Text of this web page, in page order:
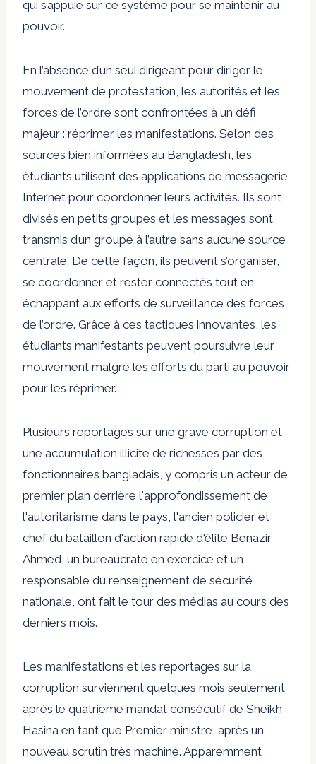
qui s’appuie sur ce système pour se maintenir au
pouvoir.
En l’absence d’un seul dirigeant pour diriger le
mouvement de protestation, les autorités et les
forces de l’ordre sont confrontées à un défi
majeur : réprimer les manifestations. Selon des
sources bien informées au Bangladesh, les
étudiants utilisent des applications de messagerie
Internet pour coordonner leurs activités. Ils sont
divisés en petits groupes et les messages sont
transmis d’un groupe à l’autre sans aucune source
centrale. De cette façon, ils peuvent s’organiser,
se coordonner et rester connectés tout en
échappant aux efforts de surveillance des forces
de l’ordre. Grâce à ces tactiques innovantes, les
étudiants manifestants peuvent poursuivre leur
mouvement malgré les efforts du parti au pouvoir
pour les réprimer.
Plusieurs reportages sur une grave corruption et
une accumulation illicite de richesses par des
fonctionnaires bangladais, y compris un acteur de
premier plan derrière l'approfondissement de
l'autoritarisme dans le pays, l'ancien policier et
chef du bataillon d'action rapide d'élite Benazir
Ahmed, un bureaucrate en exercice et un
responsable du renseignement de sécurité
nationale, ont fait le tour des médias au cours des
derniers mois.
Les manifestations et les reportages sur la
corruption surviennent quelques mois seulement
après le quatrième mandat consécutif de Sheikh
Hasina en tant que Premier ministre, après un
nouveau scrutin très machiné. Apparemment